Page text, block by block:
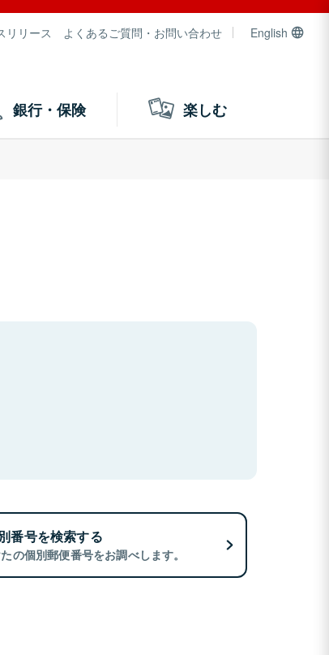
リリース よくあるご質問・お問い合わせ English
銀行・保険 楽しむ
番号を検索する
の個別郵便番号をお調べします。